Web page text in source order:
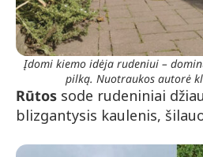
Įdomi kiemo idėja rudeniui –
pilką. Nuotraukos autorė
Rūtos sode rudeniniai
blizgantysis kaulenis,